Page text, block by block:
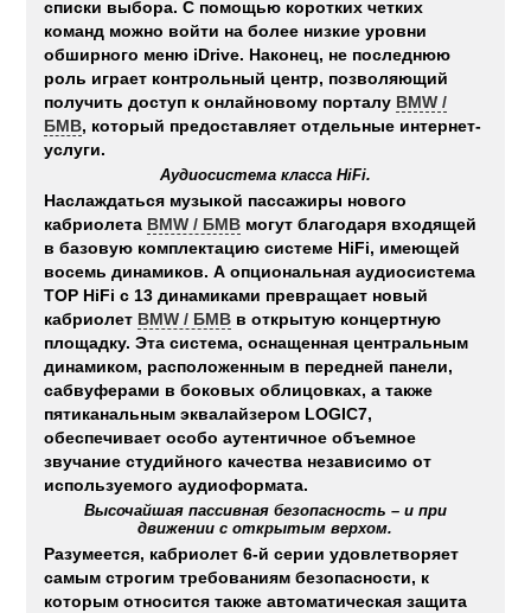
списки выбора. С помощью коротких четких
команд можно войти на более низкие уровни
обширного меню iDrive. Наконец, не последнюю
роль играет контрольный центр, позволяющий
получить доступ к онлайновому порталу BMW /
БМВ, который предоставляет отдельные интернет-
услуги.
Аудиосистема класса HiFi.
Наслаждаться музыкой пассажиры нового
кабриолета BMW / БМВ могут благодаря входящей
в базовую комплектацию системе HiFi, имеющей
восемь динамиков. А опциональная аудиосистема
TOP HiFi с 13 динамиками превращает новый
кабриолет BMW / БМВ в открытую концертную
площадку. Эта система, оснащенная центральным
динамиком, расположенным в передней панели,
сабвуферами в боковых облицовках, а также
пятиканальным эквалайзером LOGIC7,
обеспечивает особо аутентичное объемное
звучание студийного качества независимо от
используемого аудиоформата.
Высочайшая пассивная безопасность – и при
движении с открытым верхом.
Разумеется, кабриолет 6-й серии удовлетворяет
самым строгим требованиям безопасности, к
которым относится также автоматическая защита